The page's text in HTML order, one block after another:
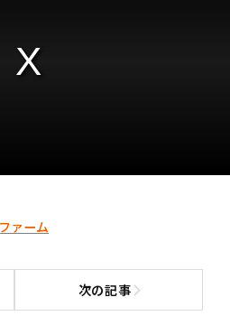
ファーム
次の記事次の記事へ